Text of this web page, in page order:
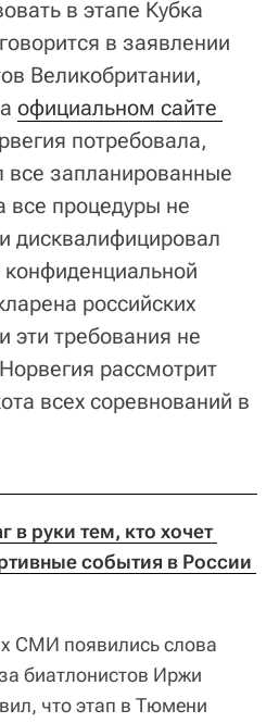
в этапе Кубка
в заявлении
Великобритании,
официальном сайте
потребовала,
все запланированные
все процедуры не
дисквалифицировал
конфиденциальной
российских
эти требования не
рассмотрит
всех соревнований в
в руки тем, кто хочет
события в России
СМИ появились слова
биатлонистов Иржи
что этап в Тюмени